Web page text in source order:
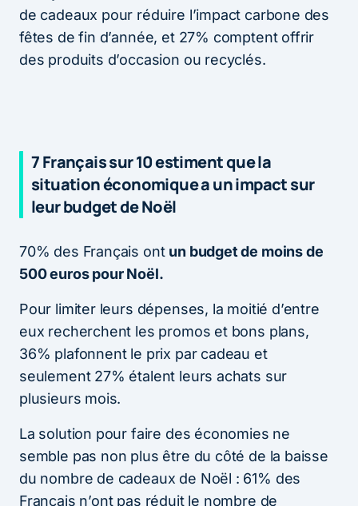
de cadeaux pour réduire l’impact carbone des
fêtes de fin d’année, et 27% comptent offrir
des produits d’occasion ou recyclés.
7 Français sur 10 estiment que la
situation économique a un impact sur
leur budget de Noël
70% des Français ont un budget de moins de
500 euros pour Noël.
Pour limiter leurs dépenses, la moitié d’entre
eux recherchent les promos et bons plans,
36% plafonnent le prix par cadeau et
seulement 27% étalent leurs achats sur
plusieurs mois.
La solution pour faire des économies ne
semble pas non plus être du côté de la baisse
du nombre de cadeaux de Noël : 61% des
Français n’ont pas réduit le nombre de